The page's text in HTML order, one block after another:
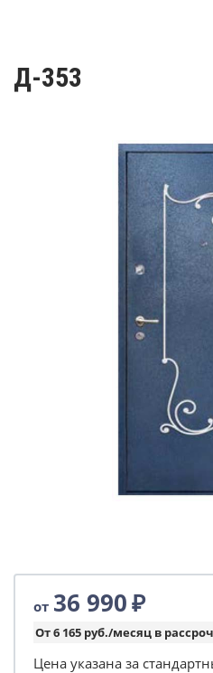
Д-353
от 36 990₽
От 6 165 руб./месяц в
Цена указана за